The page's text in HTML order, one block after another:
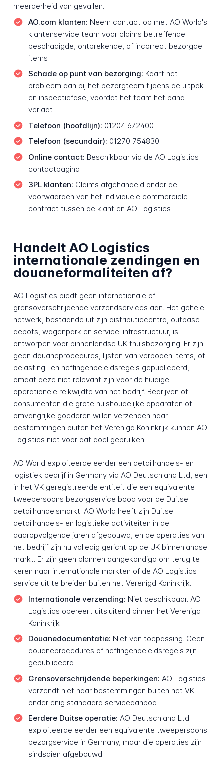
meerderheid van gevallen.
AO.com klanten: Neem contact op met AO World's
klantenservice team voor claims betreffende
beschadigde, ontbrekende, of incorrect bezorgde
items
Schade op punt van bezorging: Kaart het
probleem aan bij het bezorgteam tijdens de uitpak-
en inspectiefase, voordat het team het pand
verlaat
Telefoon (hoofdlijn): 01204 672400
Telefoon (secundair): 01270 754830
Online contact: Beschikbaar via de AO Logistics
contactpagina
3PL klanten: Claims afgehandeld onder de
voorwaarden van het individuele commerciële
contract tussen de klant en AO Logistics
Handelt AO Logistics
internationale zendingen en
douaneformaliteiten af?
AO Logistics biedt geen internationale of
grensoverschrijdende verzendservices aan. Het gehele
netwerk, bestaande uit zijn distributiecentra, outbase
depots, wagenpark en service-infrastructuur, is
ontworpen voor binnenlandse UK thuisbezorging. Er zijn
geen douaneprocedures, lijsten van verboden items, of
belasting- en heffingenbeleidsregels gepubliceerd,
omdat deze niet relevant zijn voor de huidige
operationele reikwijdte van het bedrijf. Bedrijven of
consumenten die grote huishoudelijke apparaten of
omvangrijke goederen willen verzenden naar
bestemmingen buiten het Verenigd Koninkrijk kunnen AO
Logistics niet voor dat doel gebruiken.
AO World exploiteerde eerder een detailhandels- en
logistiek bedrijf in Germany via AO Deutschland Ltd, een
in het VK geregistreerde entiteit die een equivalente
tweepersoons bezorgservice bood voor de Duitse
detailhandelsmarkt. AO World heeft zijn Duitse
detailhandels- en logistieke activiteiten in de
daaropvolgende jaren afgebouwd, en de operaties van
het bedrijf zijn nu volledig gericht op de UK binnenlandse
markt. Er zijn geen plannen aangekondigd om terug te
keren naar internationale markten of de AO Logistics
service uit te breiden buiten het Verenigd Koninkrijk.
Internationale verzending: Niet beschikbaar. AO
Logistics opereert uitsluitend binnen het Verenigd
Koninkrijk
Douanedocumentatie: Niet van toepassing. Geen
douaneprocedures of heffingenbeleidsregels zijn
gepubliceerd
Grensoverschrijdende beperkingen: AO Logistics
verzendt niet naar bestemmingen buiten het VK
onder enig standaard serviceaanbod
Eerdere Duitse operatie: AO Deutschland Ltd
exploiteerde eerder een equivalente tweepersoons
bezorgservice in Germany, maar die operaties zijn
sindsdien afgebouwd